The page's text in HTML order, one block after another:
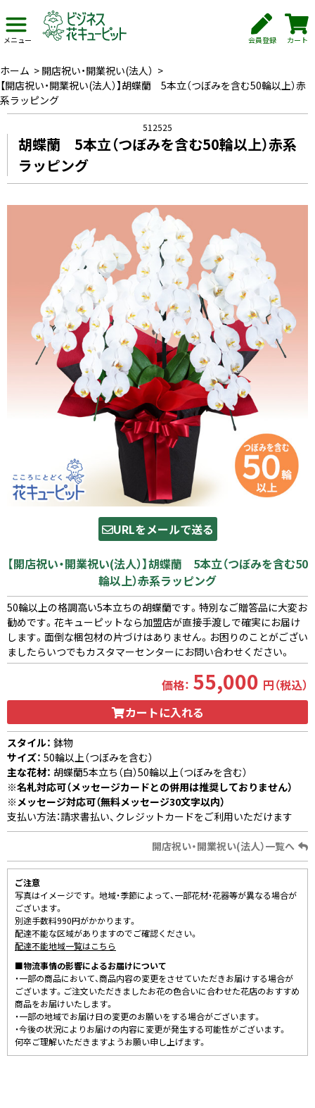
メニュー 会員登録 カート
ホーム > 開店祝い・開業祝い(法人） >
【開店祝い・開業祝い(法人）】胡蝶蘭 5本立（つぼみを含む50輪以上）赤
系ラッピング
512525
胡蝶蘭 5本立（つぼみを含む50輪以上）赤系
ラッピング
URLをメールで送る
【開店祝い・開業祝い(法人）】胡蝶蘭 5本立（つぼみを含む50
輪以上）赤系ラッピング
50輪以上の格調高い5本立ちの胡蝶蘭です。特別なご贈答品に大変お
勧めです。花キューピットなら加盟店が直接手渡しで確実にお届け
します。面倒な梱包材の片づけはありません。お困りのことがござい
ましたらいつでもカスタマーセンターにお問い合わせください。
価格： 55,000 円（税込）
カートに入れる
スタイル： 鉢物
サイズ： 50輪以上（つぼみを含む）
主な花材： 胡蝶蘭5本立ち（白）50輪以上（つぼみを含む）
※名札対応可（メッセージカードとの併用は推奨しておりません）
※メッセージ対応可（無料メッセージ30文字以内）
支払い方法：請求書払い、クレジットカードをご利用いただけます
開店祝い・開業祝い(法人）一覧へ
ご注意
写真はイメージです。 地域・季節によって、一部花材・花器等が異なる場合が
ございます。
別途手数料990円がかかります。
配達不能な区域がありますのでご確認ください。
配達不能地域一覧はこちら
■物流事情の影響によるお届けについて
・一部の商品において、商品内容の変更をさせていただきお届けする場合が
ございます。ご注文いただきましたお花の色合いに合わせた花店のおすすめ
商品をお届けいたします。
・一部の地域でお届け日の変更のお願いをする場合がございます。
・今後の状況によりお届けの内容に変更が発生する可能性がございます。
何卒ご理解いただきますようお願い申し上げます。